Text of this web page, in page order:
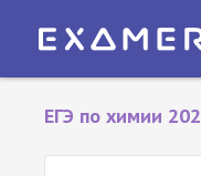
ЕГЭ по химии